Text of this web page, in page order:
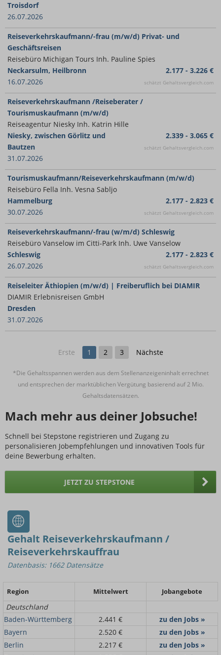
Troisdorf
26.07.2026
Reiseverkehrskaufmann/-frau (m/w/d) Privat- und
Geschäftsreisen
Reisebüro Michigan Tours Inh. Pauline Spies
Neckarsulm, Heilbronn
16.07.2026
2.177 - 3.226 €
schätzt Gehaltsvergleich.com
Reiseverkehrskaufmann /Reiseberater /
Tourismuskaufmann (m/w/d)
Reiseagentur Niesky Inh. Katrin Hille
Niesky, zwischen Görlitz und
Bautzen
31.07.2026
2.339 - 3.065 €
schätzt Gehaltsvergleich.com
Tourismuskaufmann/Reiseverkehrskaufmann (m/w/d)
Reisebüro Fella Inh. Vesna Sabljo
Hammelburg
30.07.2026
2.177 - 2.823 €
schätzt Gehaltsvergleich.com
Reiseverkehrskaufmann/-frau (w/m/d) Schleswig
Reisebüro Vanselow im Citti-Park Inh. Uwe Vanselow
Schleswig
26.07.2026
2.177 - 2.823 €
schätzt Gehaltsvergleich.com
Reiseleiter Äthiopien (m/w/d) | Freiberuflich bei DIAMIR
DIAMIR Erlebnisreisen GmbH
Dresden
31.07.2026
Erste 1 2 3 Nächste
*Die Gehaltsspannen werden aus dem Stellenanzeigeninhalt errechnet
und entsprechen der marktüblichen Vergütung basierend auf 2 Mio.
Gehaltsdatensätzen.
Mach mehr aus deiner Jobsuche!
Schnell bei Stepstone registrieren und Zugang zu
personalisieren Jobempfehlungen und innovativen Tools für
deine Bewerbung erhalten.
JETZT ZU STEPSTONE
Gehalt Reiseverkehrskaufmann /
Reiseverkehrskauffrau
Datenbasis: 1662 Datensätze
Region Mittelwert Jobangebote
Deutschland
Baden-Württemberg
2.441 €
zu den Jobs »
Bayern
2.520 €
zu den Jobs »
Berlin
2.217 €
zu den Jobs »